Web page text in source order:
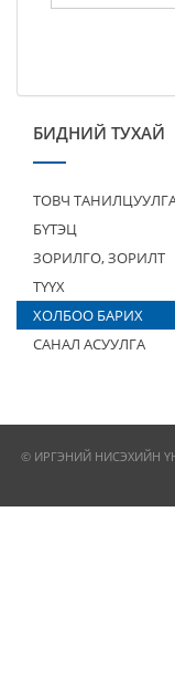
БИДНИЙ ТУХАЙ
ТОВЧ
БҮТЭЦ
ЗОРИЛГО, ЗОРИЛТ
ТҮҮХ
ХОЛБОО БАРИХ
САНАЛ АСУУЛГА
© ИРГЭНИЙ НИСЭХИЙН